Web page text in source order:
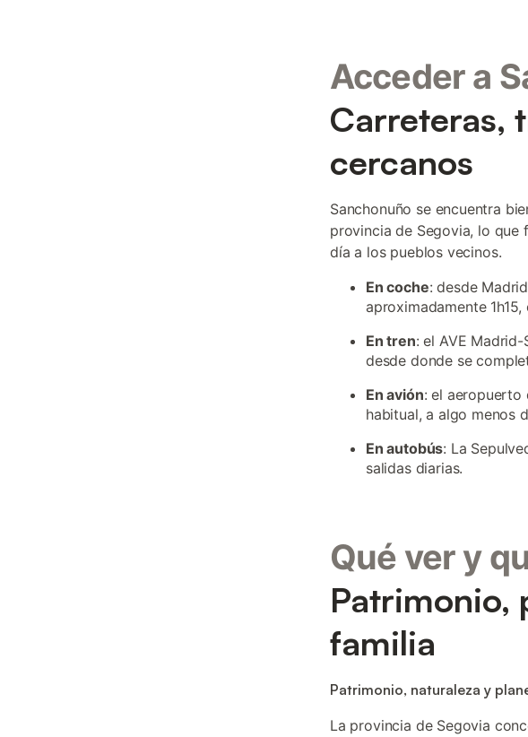
Acceder a
Carreteras,
cercanos
Sanchonuño se encuentra
provincia de Segovia, lo que
día a los pueblos vecinos.
En coche: desde
aproximadamente
En tren: el AVE
desde donde se
En avión: el aeropuerto
habitual, a algo menos
En autobús: La
salidas diarias.
Qué ver y
Patrimonio,
familia
Patrimonio, naturaleza y
La provincia de Segovia